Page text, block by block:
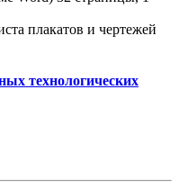
плакатов и чертежей
технологических